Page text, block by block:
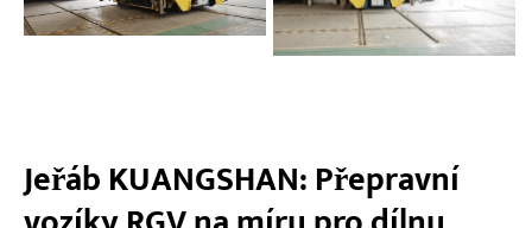
Jeřáb KUANGSHAN: Přepravní